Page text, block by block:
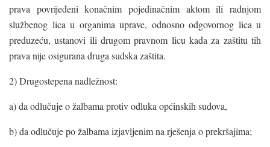
prava povrijeđeni konačnim pojedinačnim aktom ili radnjom
službenog lica u organima uprave, odnosno odgovornog lica u
preduzeću, ustanovi ili drugom pravnom licu kada za zaštitu tih
prava nije osigurana druga sudska zaštita.
2) Drugostepena nadležnost:
a) da odlučuje o žalbama protiv odluka općinskih sudova,
b) da odlučuje po žalbama izjavljenim na rješenja o prekršajima;